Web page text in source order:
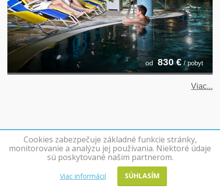
od 830€ / pobyt
Viac...
ZOZNAM KÚPEĽOV
Cookies zabezpečuje základné funkcie stránky,
monitorovanie a analýzu jej používania. Niektoré údaje
sú poskytované našim partnerom.
Viac informácií SÚHLASÍM